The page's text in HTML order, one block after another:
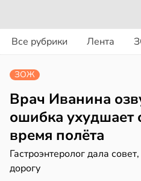
Все рубрики Лента
ЗОЖ
Врач Иванина
ошибка ухудшает
время полёта
Гастроэнтеролог дала
дорогу